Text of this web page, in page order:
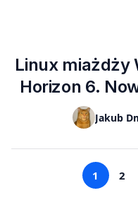
Linux miażdży
Horizon 6.
ratuje
1 2